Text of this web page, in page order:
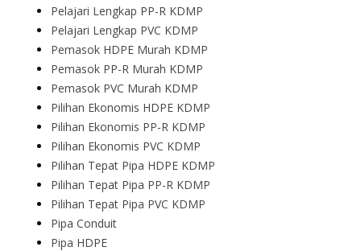
Pelajari Lengkap PP-R KDMP
Pelajari Lengkap PVC KDMP
Pemasok HDPE Murah KDMP
Pemasok PP-R Murah KDMP
Pemasok PVC Murah KDMP
Pilihan Ekonomis HDPE KDMP
Pilihan Ekonomis PP-R KDMP
Pilihan Ekonomis PVC KDMP
Pilihan Tepat Pipa HDPE KDMP
Pilihan Tepat Pipa PP-R KDMP
Pilihan Tepat Pipa PVC KDMP
Pipa Conduit
Pipa HDPE